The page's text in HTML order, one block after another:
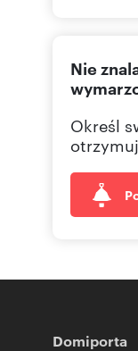
509
Nie
Określ
Domiporta